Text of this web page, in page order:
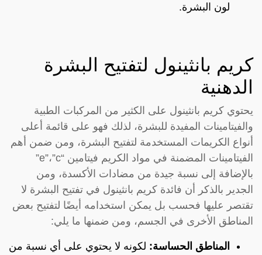
لون البشرة.
كريم بانثينول لتفتيح البشرة
الدهنية
يحتوي كريم بانثينول على الكثير من المركبات الطبية
والفيتامينات المفيدة للبشرة، لذلك فهو على قائمة أعلى
أنواع الكريمات المستخدمة لتفتيح البشرة، ومن ضمن أهم
الفيتامينات المضمنة في مواد الكريم فيتامين “e”،”c”
بالإضافة إلى نسبة جيدة من مضادات الأكسدة، ومن
الجدير بالذكر أن فائدة كريم بانثينول في تفتيح البشرة لا
تقتصر عليها فحسب بل يمكن استخدامه أيضًا لتفتيح بعض
المناطق الأخرى في الجسم، ومن ضمنها ما يلي:
المناطق الحساسة: لكونه لا يحتوي على أي نسبة من